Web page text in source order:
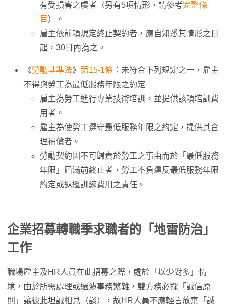
有受損害之虞者（另有5項情形，請參考完整條
目 ）。
雇主依前項規定終止契約者，應自知悉其情形之日
起，30日內為之。
《勞動基準法》 第15-1條 ：未符合下列規定之一，雇主
不得與勞工為最低服務年限之約定
雇主為勞工進行專業技術培訓，並提供該項培訓費
用者。
雇主為使勞工遵守最低服務年限之約定，提供其合
理補償者。
勞動契約因不可歸責於勞工之事由而於「最低服務
年限」屆滿前終止者，勞工不負違反最低服務年限
約定或返還訓練費用之責任。
企業招募轉職季求職者的「地雷防治」
工作
職場雇主及HR人員在此招募之際，處於「以少對多」情
境，由於所需處理或過濾事務繁雜，雙方務必採「誠信原
則」讓彼此坦誠相見（談），故HR人員不應輕言放棄「誠